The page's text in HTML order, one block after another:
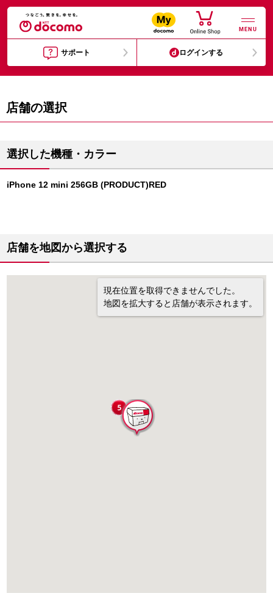
MENU
サポート ログインする
店舗の選択
選択した機種・カラー
iPhone 12 mini 256GB (PRODUCT)RED
店舗を地図から選択する
現在位置を取得できませんでした。
地図を拡大すると店舗が表示されます。